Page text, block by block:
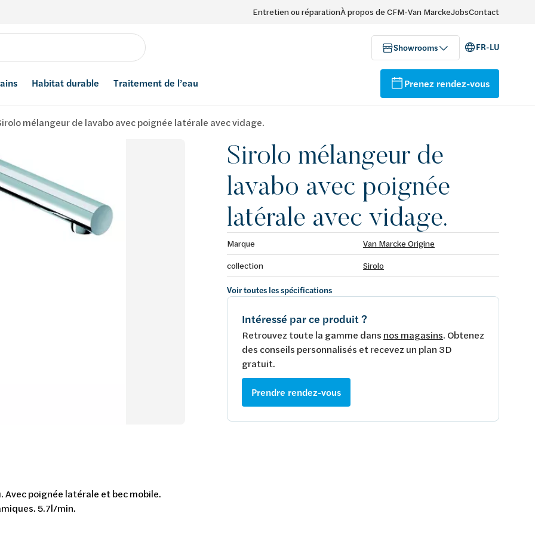
Entretien ou réparationÀ propos de CFM-Van MarckeJobsContact
Showrooms FR-LU
Habitat durable Traitement de l’eau Prenez rendez-vous
mélangeur de lavabo avec poignée latérale avec vidage.
Sirolo mélangeur de
lavabo avec poignée
latérale avec vidage.
Marque
Van Marcke Origine
collection
Sirolo
Voir toutes les spécifications
Intéressé par ce produit ?
Retrouvez toute la gamme dans nos magasins. Obtenez
des conseils personnalisés et recevez un plan 3D
gratuit.
Prendre rendez-vous
poignée latérale et bec mobile.
5.7l/min.